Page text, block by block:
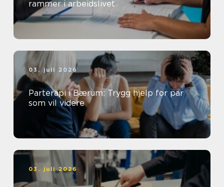
rammer i arbeidslivet
03. juli 2026
Parterapi i Bærum: Trygg hjelp for par
som vil videre
03. juli 2026